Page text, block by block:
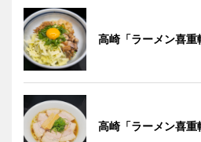
高崎「ラーメン喜重
高崎「ラーメン喜重